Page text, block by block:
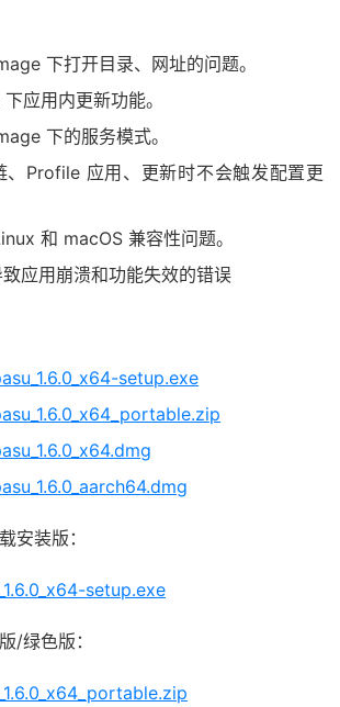
下打开目录、网址的问题。
应用内更新功能。
下的服务模式。
、Profile 应用、更新时不会触发配置更
和 macOS 兼容性问题。
应用崩溃和功能失效的错误
setup.exe
安装版：
setup.exe
/绿色版：